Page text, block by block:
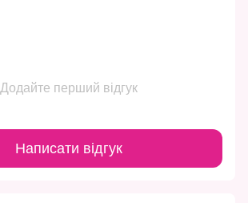
Додайте перший відгук
Написати відгук